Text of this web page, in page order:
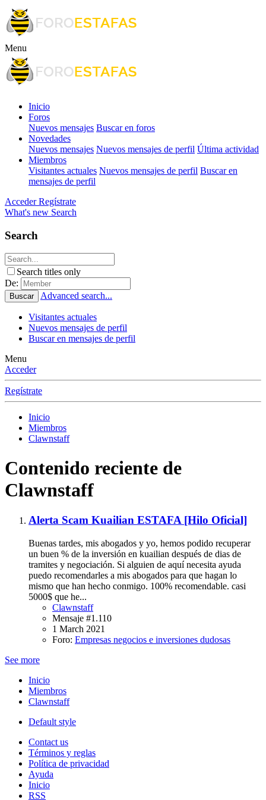
Menu
Inicio
Foros
Nuevos mensajes Buscar en foros
Novedades
Nuevos mensajes Nuevos mensajes de perfil Última actividad
Miembros
Visitantes actuales Nuevos mensajes de perfil Buscar en
mensajes de perfil
Acceder Regístrate
What's new Search
Search
Search titles only
De:
Buscar Advanced search...
Visitantes actuales
Nuevos mensajes de perfil
Buscar en mensajes de perfil
Menu
Acceder
Regístrate
Inicio
Miembros
Clawnstaff
Contenido reciente de
Clawnstaff
Alerta Scam Kuailian ESTAFA [Hilo Oficial]
Buenas tardes, mis abogados y yo, hemos podido recuperar
un buen % de la inversión en kuailian después de dias de
tramites y negociación. Si alguien de aquí necesita ayuda
puedo recomendarles a mis abogados para que hagan lo
mismo que han hecho conmigo. 100% recomendable. casi
5000$ que he...
Clawnstaff
Mensaje #1.110
1 March 2021
Foro: Empresas negocios e inversiones dudosas
See more
Inicio
Miembros
Clawnstaff
Default style
Contact us
Términos y reglas
Política de privacidad
Ayuda
Inicio
RSS